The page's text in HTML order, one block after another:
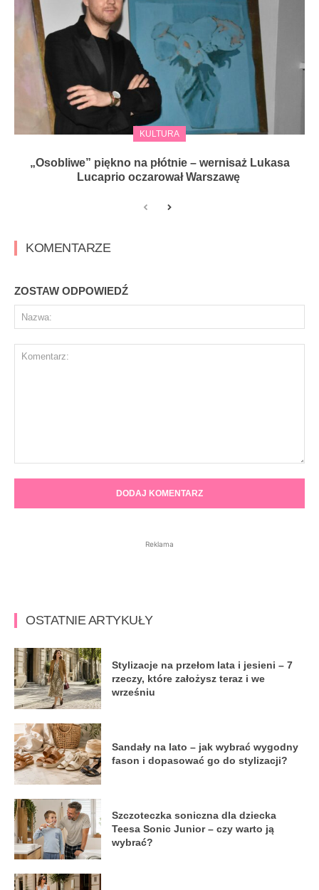
KULTURA
„Osobliwe” piękno na płótnie – wernisaż Lukasa
Lucaprio oczarował Warszawę
KOMENTARZE
ZOSTAW ODPOWIEDŹ
Reklama
OSTATNIE ARTYKUŁY
Stylizacje na przełom lata i jesieni – 7
rzeczy, które założysz teraz i we
wrześniu
Sandały na lato – jak wybrać wygodny
fason i dopasować go do stylizacji?
Szczoteczka soniczna dla dziecka
Teesa Sonic Junior – czy warto ją
wybrać?